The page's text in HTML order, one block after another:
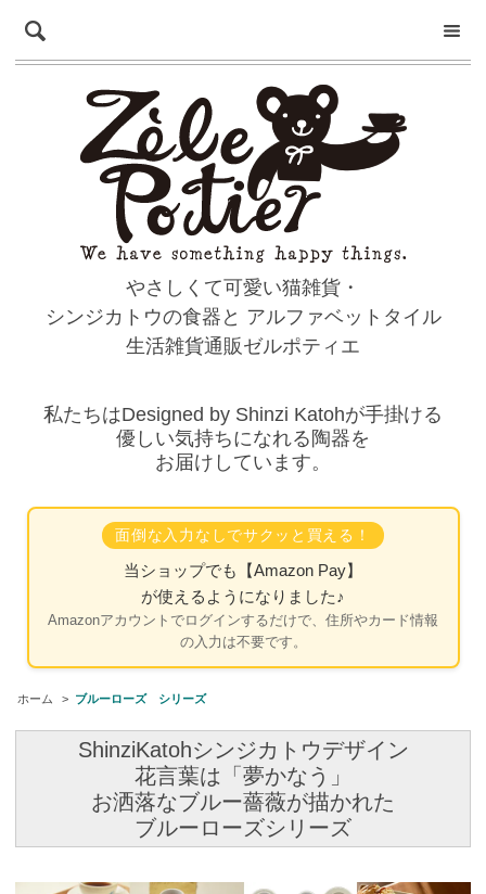
やさしくて可愛い猫雑貨・
シンジカトウの食器と アルファベットタイル
生活雑貨通販ゼルポティエ
私たちはDesigned by Shinzi Katohが手掛ける
優しい気持ちになれる陶器を
お届けしています。
面倒な入力なしでサクッと買える！
当ショップでも
【Amazon Pay】
が使えるようになりました♪
Amazonアカウントでログインするだけで、住所やカード情報
の入力は不要です。
ホーム > ブルーローズ シリーズ
ShinziKatohシンジカトウデザイン
花言葉は「夢かなう」
お洒落なブルー薔薇が描かれた
ブルーローズシリーズ